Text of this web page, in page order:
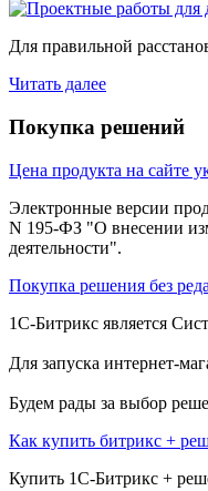
Для правильной
Читать далее
Покупка решений
Цена продукта на сайте
Электронные версии
N 195-ФЗ "О внесении
деятельности".
Покупка решения без
1С-Битрикс является
Для запуска интернет-
Будем рады за выбор
Как купить битрикс +
Купить 1С-Битрикс +